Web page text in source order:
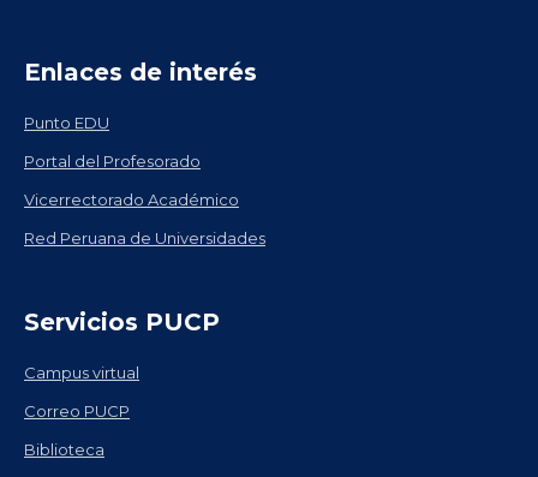
Enlaces de interés
Punto EDU
Portal del Profesorado
Vicerrectorado Académico
Red Peruana de Universidades
Servicios PUCP
Campus virtual
Correo PUCP
Biblioteca